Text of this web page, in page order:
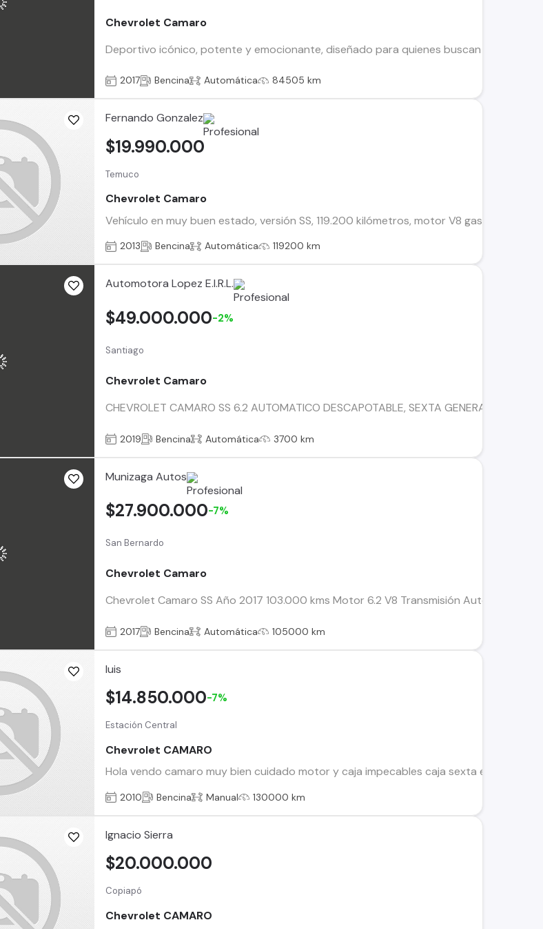
Chevrolet Camaro
Deportivo icónico, potente y emocionante, diseñado para quienes buscan
2017 Bencina Automática 84505 km
Fernando Gonzalez
Temuco
Chevrolet Camaro
Vehículo en muy buen estado, versión SS, 119.200 kilómetros, motor V8 gasolina de
$19.990.000
2013 Bencina Automática 119200 km
Automotora Lopez E.I.R.L.
Santiago
Chevrolet Camaro
CHEVROLET CAMARO SS 6.2 AUTOMATICO DESCAPOTABLE, SEXTA GENERACIÓN AÑO
$49.000.000-2%
2019 Bencina Automática 3700 km
Munizaga Autos
San Bernardo
Chevrolet Camaro
Chevrolet Camaro SS Año 2017 103.000 kms Motor 6.2 V8 Transmisión Automática
$27.900.000-7%
2017 Bencina Automática 105000 km
luis
Estación Central
Chevrolet CAMARO
Hola vendo camaro muy bien cuidado motor y caja impecables caja sexta
$14.850.000-7%
2010 Bencina Manual 130000 km
Ignacio Sierra
Copiapó
Chevrolet CAMARO
$20.000.000